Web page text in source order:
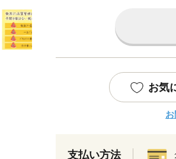
お気
支払い方法